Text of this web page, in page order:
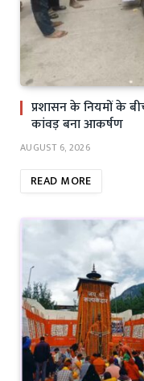
प्रशासन के नियमों के
कांवड़ बना आकर्षण
AUGUST 6, 2026
READ MORE